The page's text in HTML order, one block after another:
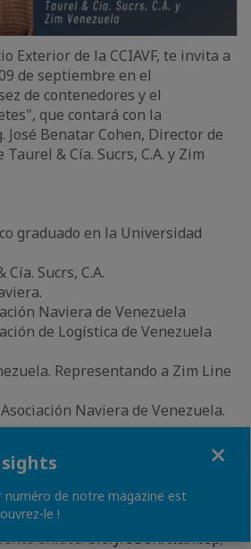
Exterior de la CCIAVF, te invita a
de septiembre en el
de contenedores y el
que contará con la
José Benatar Cohen, Director de
& Cía. Sucrs, C.A. y Zim
graduado en la Universidad
Sucrs, C.A.
Naviera de Venezuela
de Logística de Venezuela
Representando a Zim Line
Naviera de Venezuela.
3,48$ / Público General: 5,80$
a alex.torres@cciavf.com.ve o
enlace:bit.ly/3DsKftt&nbsp;
numéro de notre magazine est
le !